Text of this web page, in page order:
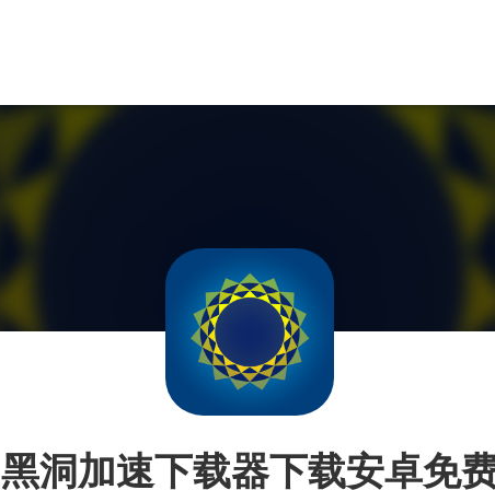
黑洞加速下载器下载安卓免